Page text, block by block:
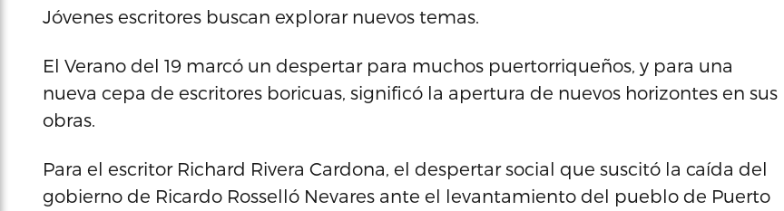
Jóvenes escritores buscan explorar nuevos temas.
El Verano del 19 marcó un despertar para muchos puertorriqueños, y para una
nueva cepa de escritores boricuas, significó la apertura de nuevos horizontes en sus
obras.
Para el escritor Richard Rivera Cardona, el despertar social que suscitó la caída del
gobierno de Ricardo Rosselló Nevares ante el levantamiento del pueblo de Puerto